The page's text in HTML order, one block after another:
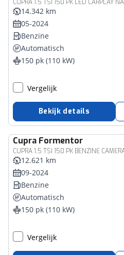
14.342 km
05-2024
Benzine
Automatisch
150 pk (110 kW)
Vergelijk
Bekijk details
Cupra Formentor
12.621 km
09-2024
Benzine
Automatisch
150 pk (110 kW)
Vergelijk